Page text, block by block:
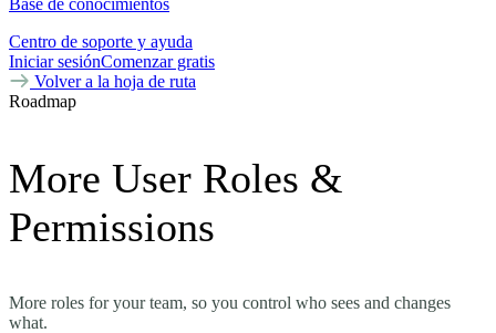
Base de conocimientos
Centro de soporte y ayuda
Iniciar sesiónComenzar gratis
Volver a la hoja de ruta
Roadmap
More User Roles &
Permissions
More roles for your team, so you control who sees and changes
what.